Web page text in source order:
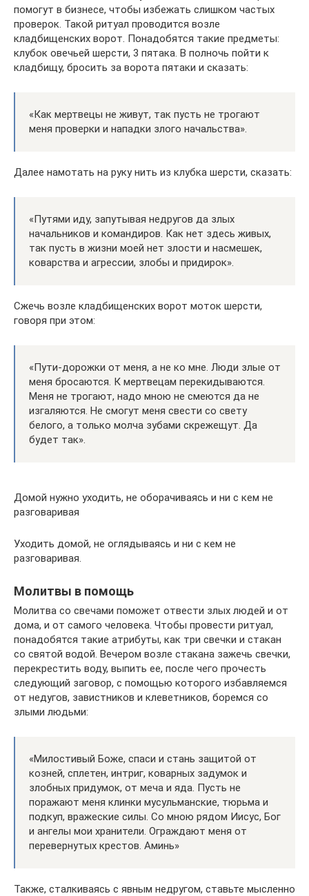
помогут в бизнесе, чтобы избежать слишком частых
проверок. Такой ритуал проводится возле
кладбищенских ворот. Понадобятся такие предметы:
клубок овечьей шерсти, 3 пятака. В полночь пойти к
кладбищу, бросить за ворота пятаки и сказать:
«Как мертвецы не живут, так пусть не трогают
меня проверки и нападки злого начальства».
Далее намотать на руку нить из клубка шерсти, сказать:
«Путями иду, запутывая недругов да злых
начальников и командиров. Как нет здесь живых,
так пусть в жизни моей нет злости и насмешек,
коварства и агрессии, злобы и придирок».
Сжечь возле кладбищенских ворот моток шерсти,
говоря при этом:
«Пути-дорожки от меня, а не ко мне. Люди злые от
меня бросаются. К мертвецам перекидываются.
Меня не трогают, надо мною не смеются да не
изгаляются. Не смогут меня свести со свету
белого, а только молча зубами скрежещут. Да
будет так».
Домой нужно уходить, не оборачиваясь и ни с кем не
разговаривая
Уходить домой, не оглядываясь и ни с кем не
разговаривая.
Молитвы в помощь
Молитва со свечами поможет отвести злых людей и от
дома, и от самого человека. Чтобы провести ритуал,
понадобятся такие атрибуты, как три свечки и стакан
со святой водой. Вечером возле стакана зажечь свечки,
перекрестить воду, выпить ее, после чего прочесть
следующий заговор, с помощью которого избавляемся
от недугов, завистников и клеветников, боремся со
злыми людьми:
«Милостивый Боже, спаси и стань защитой от
козней, сплетен, интриг, коварных задумок и
злобных придумок, от меча и яда. Пусть не
поражают меня клинки мусульманские, тюрьма и
подкуп, вражеские силы. Со мною рядом Иисус, Бог
и ангелы мои хранители. Ограждают меня от
перевернутых крестов. Аминь»
Также, сталкиваясь с явным недругом, ставьте мысленно